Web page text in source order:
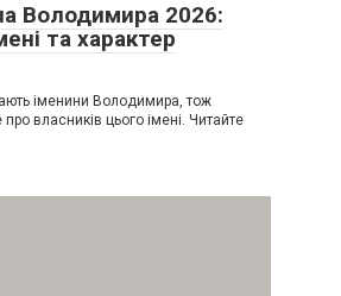
Володимира 2026:
та характер
іменини Володимира, тож
власників цього імені. Читайте